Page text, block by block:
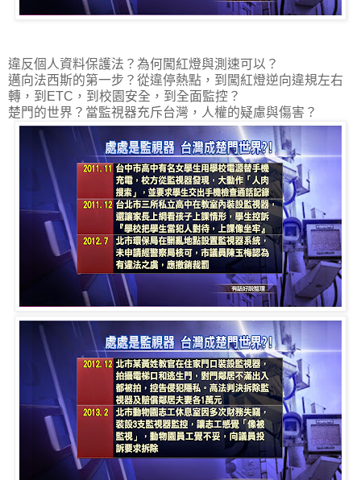
違反個人資料保護法？為何闖紅燈與測速可以？
邁向法西斯的第一步？從違停熱點，到闖紅燈逆向違規左右
轉，到ETC，到校園安全，到全面監控？
楚門的世界？當監視器充斥台灣，人權的疑慮與傷害？